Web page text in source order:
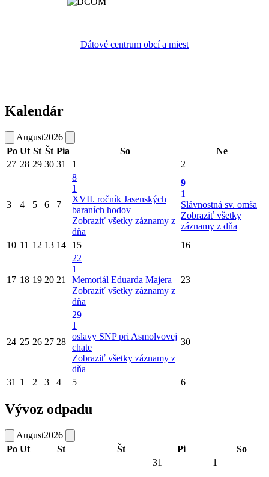
Dátové centrum obcí a miest
Kalendár
August2026
Po Ut St Št Pia So
Ne
27 28 29 30 31 1 2
3 4 5 6 7
8
1
XVII. ročník Jasenských
baraních hodov
Zobraziť všetky záznamy z
dňa
9
1
Slávnostná sv. omša
Zobraziť všetky
záznamy z dňa
10 11 12 13 14 15 16
17 18 19 20 21
22
1
Memoriál Eduarda Majera
Zobraziť všetky záznamy z
dňa
23
24 25 26 27 28
29
1
oslavy SNP pri Asmolvovej
chate
Zobraziť všetky záznamy z
dňa
30
31 1 2 3 4 5 6
Vývoz odpadu
August2026
Po Ut St Št Pi So
31
1